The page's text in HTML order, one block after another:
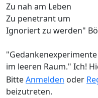
Zu nah am Leben
Zu penetrant um
Ignoriert zu werden"
im leeren Raum." Ich!
BitteAnmelden oder
beizutreten.